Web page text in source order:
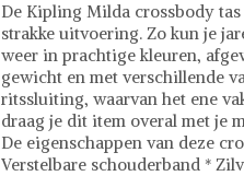
De Kipling Milda crossbody
strakke uitvoering. Zo kun je
weer in prachtige kleuren,
gewicht en met verschillende
ritssluiting, waarvan het ene
draag je dit item overal met je
De eigenschappen van deze
Verstelbare schouderband *